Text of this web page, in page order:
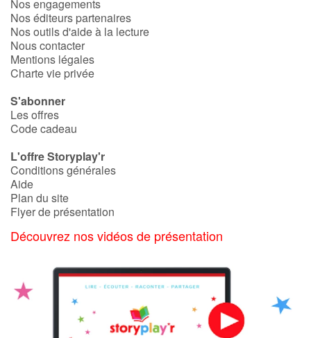
Nos engagements
Nos éditeurs partenaires
Nos outils d'aide à la lecture
Nous contacter
Mentions légales
Charte vie privée
S'abonner
Les offres
Code cadeau
L'offre Storyplay'r
Conditions générales
Aide
Plan du site
Flyer de présentation
Découvrez nos vidéos de présentation